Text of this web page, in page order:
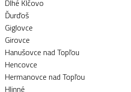
Dlhé Klčovo
Ďurďoš
Giglovce
Girovce
Hanušovce nad Topľou
Hencovce
Hermanovce nad Topľou
Hlinné